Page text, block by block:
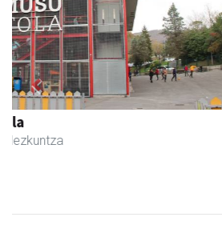
Amasa kafetegia
Amasa-Villabona
Previous